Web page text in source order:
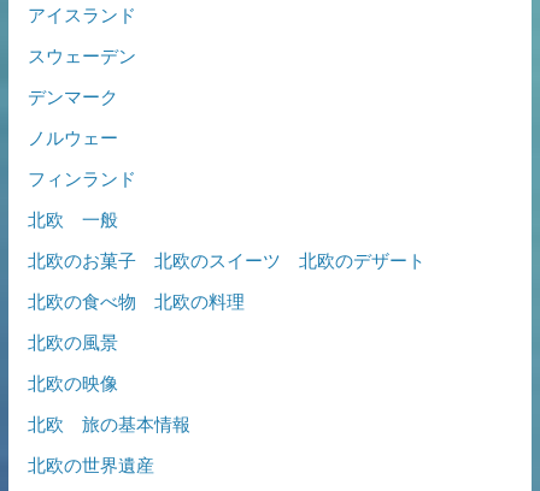
アイスランド
スウェーデン
デンマーク
ノルウェー
フィンランド
北欧 一般
北欧のお菓子 北欧のスイーツ 北欧のデザート
北欧の食べ物 北欧の料理
北欧の風景
北欧の映像
北欧 旅の基本情報
北欧の世界遺産